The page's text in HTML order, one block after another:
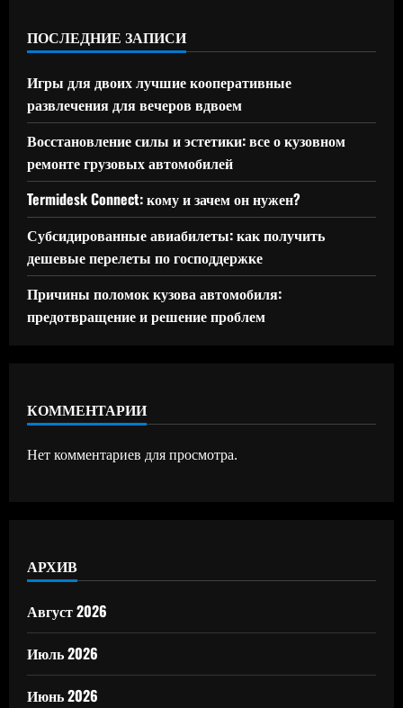
ПОСЛЕДНИЕ ЗАПИСИ
Игры для двоих лучшие кооперативные
развлечения для вечеров вдвоем
Восстановление силы и эстетики: все о кузовном
ремонте грузовых автомобилей
Termidesk Connect: кому и зачем он нужен?
Субсидированные авиабилеты: как получить
дешевые перелеты по господдержке
Причины поломок кузова автомобиля:
предотвращение и решение проблем
КОММЕНТАРИИ
Нет комментариев для просмотра.
АРХИВ
Август 2026
Июль 2026
Июнь 2026